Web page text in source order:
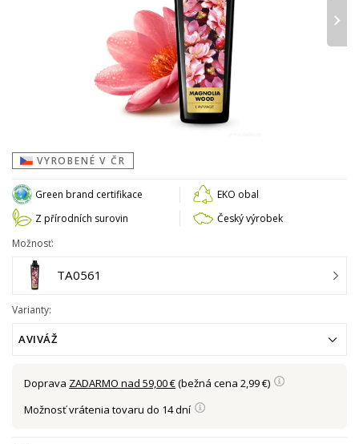
›
VYROBENÉ V ČR
Green brand certifikace
EKO obal
Z přírodních surovin
Český výrobek
Možnosť:
TA0561
Varianty:
AVIVÁŽ
Doprava ZADARMO nad 59,00 €(bežná cena 2,99 €)
Možnosť vrátenia tovaru do 14 dní